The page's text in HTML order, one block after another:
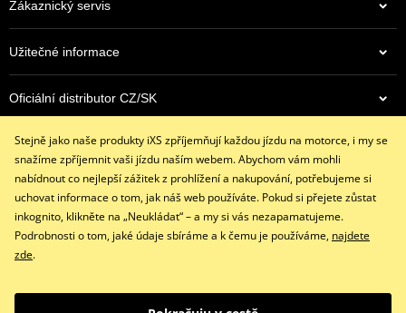
Zákaznický servis
Užitečné informace
Oficiální distributor CZ/SK
Kontaktujte nás
info@ixs-motopoint.cz
Po - Pá (8:00 - 16:30)
Stejně jako naše produkty iXS zpříjemňují každou jízdu na motorce, i my se
snažíme zpříjemnit vaši jízdu naším webem. Abychom vám mohli
nabídnout co nejlepší zážitek z prohlížení a nakupování, potřebujeme si
uchovat informace o tom, jak náš web používáte. Pokud si přejete zůstat
inkognito, klikněte na „Neukládat“ – a my si vás nezapamatujeme.
Podrobnosti o tom, jaké údaje sbíráme a k čemu je používáme, najdete
zde.